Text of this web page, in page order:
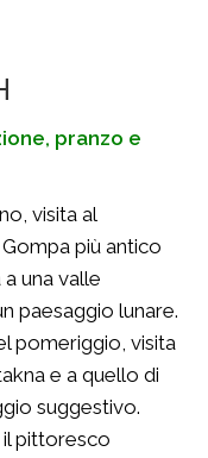
pranzo e
visita al
più antico
una valle
paesaggio lunare.
pomeriggio, visita
e a quello di
suggestivo.
il pittoresco